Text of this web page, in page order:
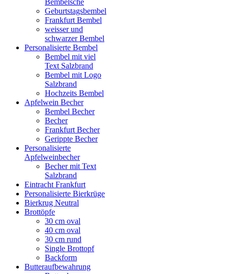
Bembelsche
Geburtstagsbembel
Frankfurt Bembel
weisser und
schwarzer Bembel
Personalisierte Bembel
Bembel mit viel
Text Salzbrand
Bembel mit Logo
Salzbrand
Hochzeits Bembel
Apfelwein Becher
Bembel Becher
Becher
Frankfurt Becher
Gerippte Becher
Personalisierte
Apfelweinbecher
Becher mit Text
Salzbrand
Eintracht Frankfurt
Personalisierte Bierkrüge
Bierkrug Neutral
Brottöpfe
30 cm oval
40 cm oval
30 cm rund
Single Brottopf
Backform
Butteraufbewahrung